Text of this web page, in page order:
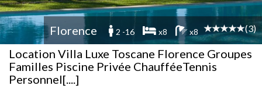
Florence 2 -16 x8 x8 (3)
Location Villa Luxe Toscane Florence Groupes
Familles Piscine Privée ChaufféeTennis
Personnel[....]